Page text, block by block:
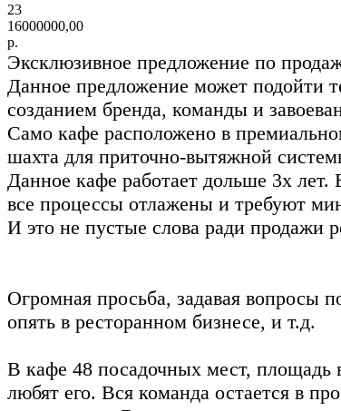
23
16000000,00
р.
Эксклюзивное предложение по
Данное предложение может подойти
созданием бренда, команды и
Само кафе расположено в
шахта для приточно-вытяжной
Данное кафе работает дольше 3х
все процессы отлажены и требуют
И это не пустые слова ради продажи
Огромная просьба, задавая вопросы
опять в ресторанном бизнесе, и т.д.
В кафе 48 посадочных мест, площадь
любят его. Вся команда остается в